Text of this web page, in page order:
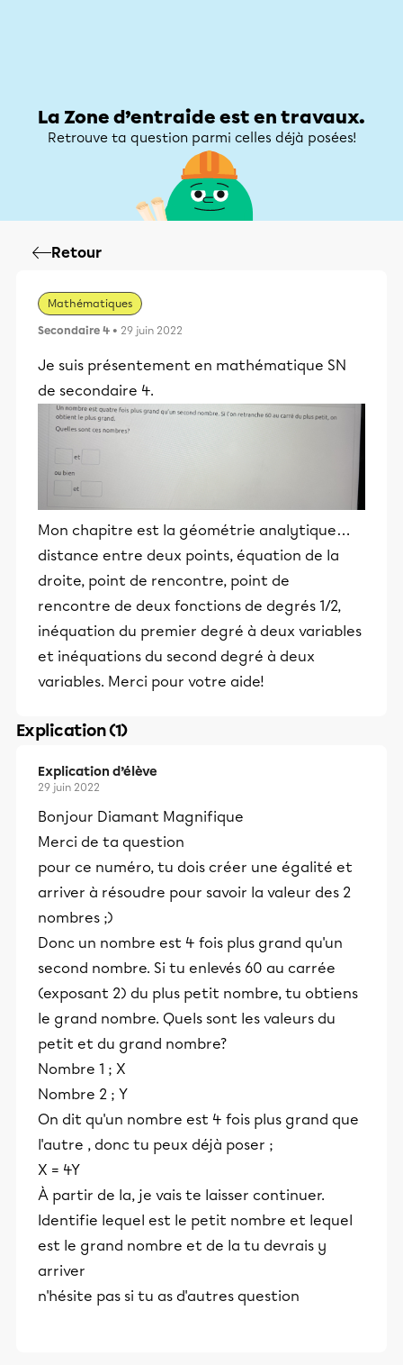
La Zone d’entraide est en travaux.
Retrouve ta question parmi celles déjà posées!
Retour
Mathématiques
Secondaire 4 • 29 juin 2022
Je suis présentement en mathématique SN
de secondaire 4.
Mon chapitre est la géométrie analytique…
distance entre deux points, équation de la
droite, point de rencontre, point de
rencontre de deux fonctions de degrés 1/2,
inéquation du premier degré à deux variables
et inéquations du second degré à deux
variables. Merci pour votre aide!
Explication (1)
Explication d’élève
29 juin 2022
Bonjour Diamant Magnifique
Merci de ta question
pour ce numéro, tu dois créer une égalité et
arriver à résoudre pour savoir la valeur des 2
nombres ;)
Donc un nombre est 4 fois plus grand qu'un
second nombre. Si tu enlevés 60 au carrée
(exposant 2) du plus petit nombre, tu obtiens
le grand nombre. Quels sont les valeurs du
petit et du grand nombre?
Nombre 1 ; X
Nombre 2 ; Y
On dit qu'un nombre est 4 fois plus grand que
l'autre , donc tu peux déjà poser ;
X = 4Y
À partir de la, je vais te laisser continuer.
Identifie lequel est le petit nombre et lequel
est le grand nombre et de la tu devrais y
arriver
n'hésite pas si tu as d'autres question